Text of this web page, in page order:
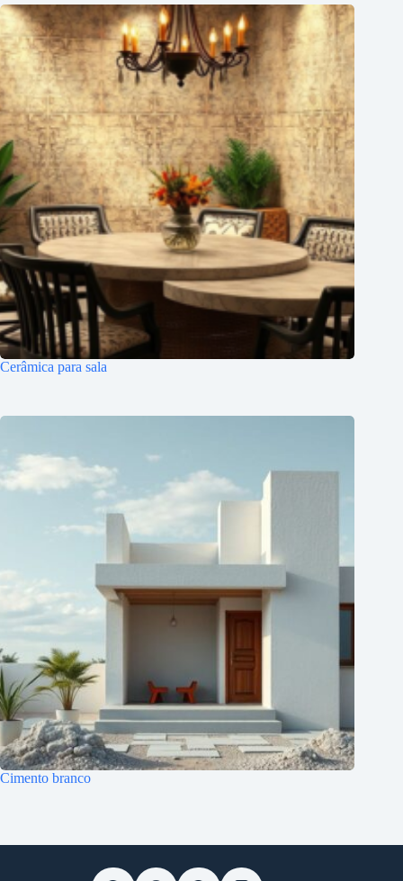
Cerâmica para sala
Cimento branco